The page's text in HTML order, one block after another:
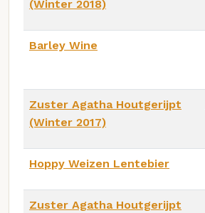
(Winter 2018)
Barley Wine
Zuster Agatha Houtgerijpt
(Winter 2017)
Hoppy Weizen Lentebier
Zuster Agatha Houtgerijpt